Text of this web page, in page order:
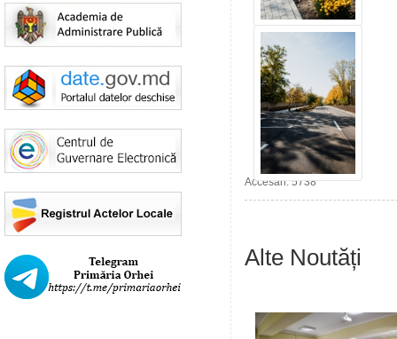
Accesări: 5738
Alte Noutăți